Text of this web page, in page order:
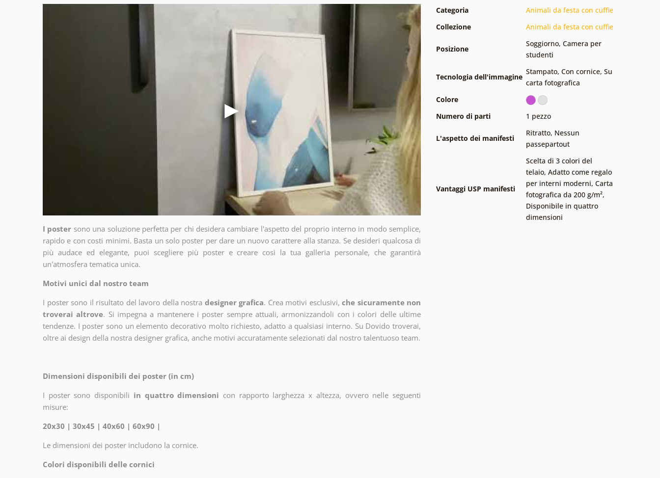
I poster sono una soluzione perfetta per chi desidera cambiare l'aspetto del proprio interno in modo semplice,
rapido e con costi minimi. Basta un solo poster per dare un nuovo carattere alla stanza. Se desideri qualcosa di
più audace ed elegante, puoi scegliere più poster e creare così la tua galleria personale, che garantirà
un'atmosfera tematica unica.
Motivi unici dal nostro team
I poster sono il risultato del lavoro della nostra designer grafica. Crea motivi esclusivi, che sicuramente non
troverai altrove. Si impegna a mantenere i poster sempre attuali, armonizzandoli con i colori delle ultime
tendenze. I poster sono un elemento decorativo molto richiesto, adatto a qualsiasi interno. Su Dovido troverai,
oltre ai design della nostra designer grafica, anche motivi accuratamente selezionati dal nostro talentuoso team.
Dimensioni disponibili dei poster (in cm)
I poster sono disponibili in quattro dimensioni con rapporto larghezza x altezza, ovvero nelle seguenti
misure:
20x30 | 30x45 | 40x60 | 60x90 |
Le dimensioni dei poster includono la cornice.
Colori disponibili delle cornici
Categoria
Animali da festa con cuffie
Collezione
Animali da festa con cuffie
Posizione
Soggiorno, Camera per
studenti
Tecnologia dell'immagine
Stampato, Con cornice, Su
carta fotografica
Colore
Numero di parti
1 pezzo
L'aspetto dei manifesti
Ritratto, Nessun
passepartout
Vantaggi USP manifesti
Scelta di 3 colori del
telaio, Adatto come regalo
per interni moderni, Carta
fotografica da 200 g/m²,
Disponibile in quattro
dimensioni